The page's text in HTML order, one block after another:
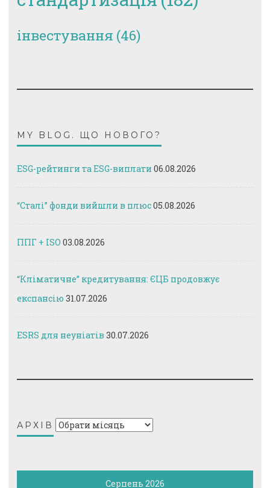
інвестування (46)
MY BLOG. ЩО НОВОГО?
ESG-рейтинги та ESG-виплати 06.08.2026
“Сталі” фонди вийшли в плюс05.08.2026
ППГ + ISO 03.08.2026
“Кліматичне” кредитування: ЄЦБ продовжує
експансію 31.07.2026
ESRS для неуніатів 30.07.2026
АРХІВ Архів
Серпень 2026